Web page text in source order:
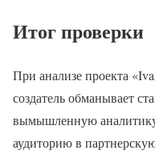
Итог проверки
При анализе проекта
создатель обманывает
вымышленную
аудиторию в